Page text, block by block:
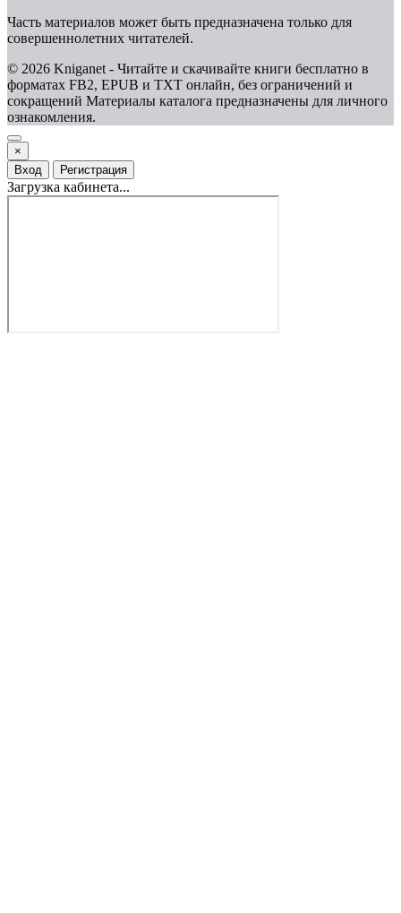
Часть материалов может быть предназначена только для
совершеннолетних читателей.
© 2026 Kniganet - Читайте и скачивайте книги бесплатно в
форматах FB2, EPUB и TXT онлайн, без ограничений и
сокращений Материалы каталога предназначены для личного
ознакомления.
×
Вход
Регистрация
Загрузка кабинета...